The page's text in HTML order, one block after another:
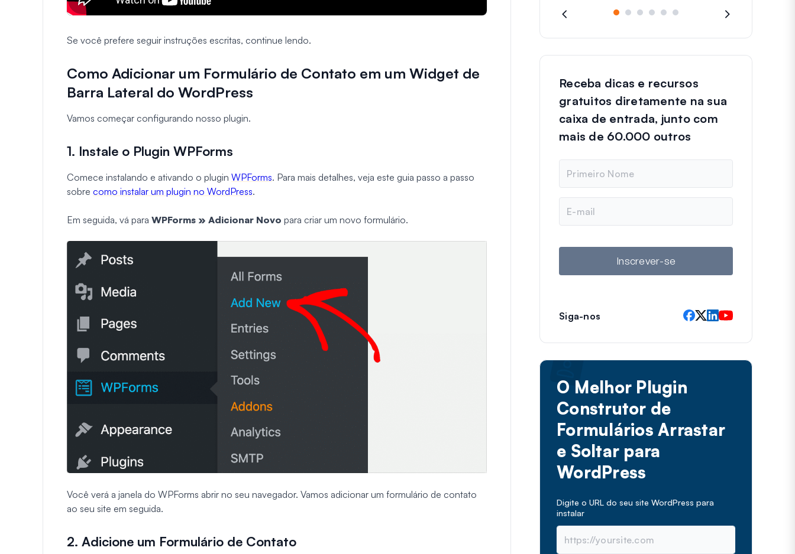
Se você prefere seguir instruções escritas, continue lendo.
Como Adicionar um Formulário de Contato em um Widget de
Barra Lateral do WordPress
Vamos começar configurando nosso plugin.
1. Instale o Plugin WPForms
Comece instalando e ativando o plugin WPForms. Para mais detalhes, veja este guia passo a passo
sobre como instalar um plugin no WordPress.
Em seguida, vá para WPForms » Adicionar Novo para criar um novo formulário.
Você verá a janela do WPForms abrir no seu navegador. Vamos adicionar um formulário de contato
ao seu site em seguida.
2. Adicione um Formulário de Contato
Receba dicas e recursos
gratuitos diretamente na sua
caixa de entrada, junto com
mais de 60.000 outros
m
e
m
i
Inscrever-se
Siga-nos
O Melhor Plugin
Construtor de
Formulários Arrastar
e Soltar para
WordPress
Digite o URL do seu site WordPress para
instalar